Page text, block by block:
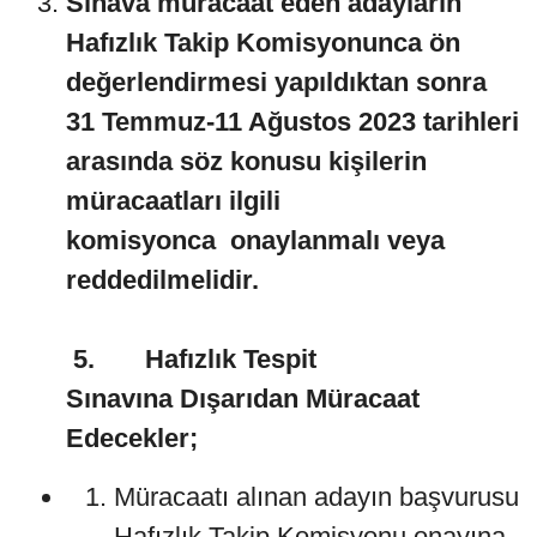
Hafızlık Takip Komisyonunca ön
değerlendirmesi yapıldıktan sonra
31 Temmuz-11 Ağustos 2023 tarihleri
arasında söz konusu kişilerin
müracaatları ilgili
komisyonca onaylanmalı veya
reddedilmelidir.
5.
Hafızlık Tespit
Sınavına Dışarıdan Müracaat
Edecekler;
Müracaatı alınan adayın başvurusu